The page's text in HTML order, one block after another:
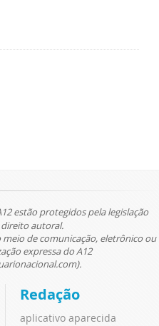
estão protegidos pela legislação
autoral.
de comunicação, eletrônico ou
expressa do A12
Redação
aplicativo aparecida